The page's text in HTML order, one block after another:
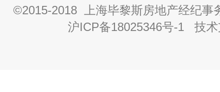
©2015-2018 上海毕黎斯房地产经纪事
沪ICP备18025346号-1 技术